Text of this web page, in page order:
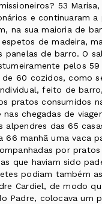
53
e continuaram
na sua maioria de
de madeira,
panelas de barro. O
pelos
60 cozidos, como
feito de
pratos consumidos
chegadas de
alpendres das 65
66 manhã uma vaca
por
que haviam sido
podiam também
Cardiel, de modo
Padre, colocava um